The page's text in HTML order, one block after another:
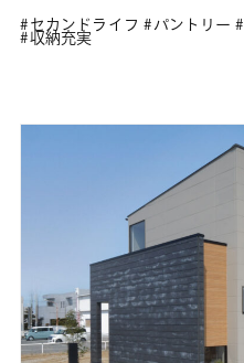
セカンドライフ パントリー
収納充実